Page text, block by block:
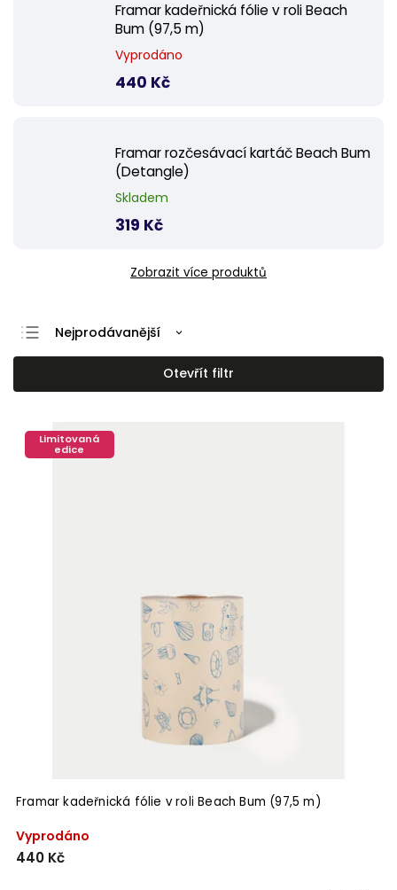
Framar kadeřnická fólie v roli Beach
Bum (97,5 m)
Vyprodáno
440 Kč
Framar rozčesávací kartáč Beach Bum
(Detangle)
Skladem
319 Kč
Zobrazit více produktů
Nejprodávanější
Nejlevnější
Nejdražší
Otevřít filtr
Limitovaná
edice
Framar kadeřnická fólie v roli Beach Bum (97,5 m)
Vyprodáno
440 Kč